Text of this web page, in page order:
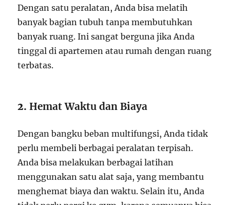
Dengan satu peralatan, Anda bisa melatih
banyak bagian tubuh tanpa membutuhkan
banyak ruang. Ini sangat berguna jika Anda
tinggal di apartemen atau rumah dengan ruang
terbatas.
2.Hemat Waktu dan Biaya
Dengan bangku beban multifungsi, Anda tidak
perlu membeli berbagai peralatan terpisah.
Anda bisa melakukan berbagai latihan
menggunakan satu alat saja, yang membantu
menghemat biaya dan waktu. Selain itu, Anda